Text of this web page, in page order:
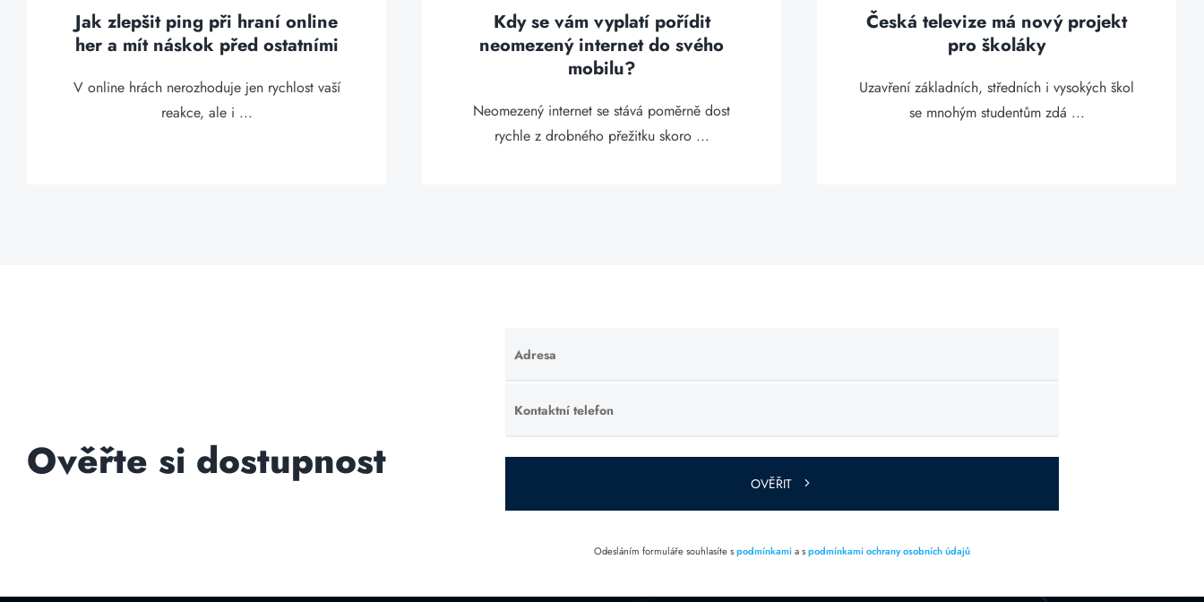
Jak zlepšit ping při hraní online
her a mít náskok před ostatními
V online hrách nerozhoduje jen rychlost vaší
reakce, ale i ...
Kdy se vám vyplatí pořídit
neomezený internet do svého
mobilu?
Neomezený internet se stává poměrně dost
rychle z drobného přežitku skoro ...
Česká televize má nový projekt
pro školáky
Uzavření základních, středních i vysokých škol
se mnohým studentům zdá ...
Ověřte si dostupnost
Adresa
Ponechte
toto pole
prázdné.
Kontaktní telefon
Ponechte
toto pole
prázdné.
OVĚŘIT
Odesláním formuláře souhlasíte spodmínkamia spodmínkami ochrany osobních údajů